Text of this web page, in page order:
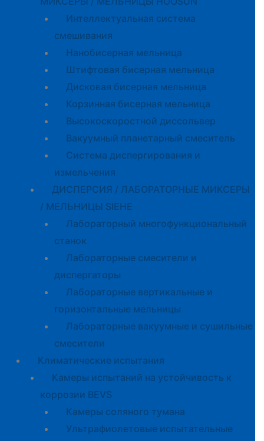
Интеллектуальная система
смешивания
Нанобисерная мельница
Штифтовая бисерная мельница
Дисковая бисерная мельница
Корзинная бисерная мельница
Высокоскоростной диссольвер
Вакуумный планетарный смеситель
Система диспергирования и
измельчения
ДИСПЕРСИЯ / ЛАБОРАТОРНЫЕ МИКСЕРЫ
/ МЕЛЬНИЦЫ SIEHE
Лабораторный многофункциональный
станок
Лабораторные смесители и
диспергаторы
Лабораторные вертикальные и
горизонтальные мельницы
Лабораторные вакуумные и сушильные
смесители
Климатические испытания
Камеры испытаний на устойчивость к
коррозии BEVS
Камеры соляного тумана
Ультрафиолетовые испытательные